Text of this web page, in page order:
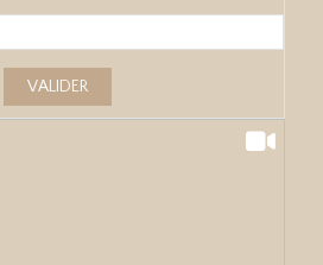
VALIDER